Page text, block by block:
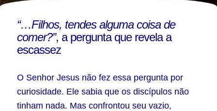
A
Pesca
Maravilhosa
Parte
8
“…Filhos, tendes alguma coisa de
comer?”, a pergunta que revela a
escassez
O Senhor Jesus não fez essa pergunta por
curiosidade. Ele sabia que os discípulos não
tinham nada. Mas confrontou seu vazio,